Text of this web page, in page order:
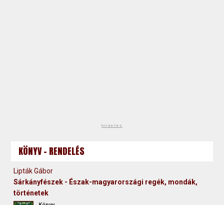
hirdetés
KÖNYV - RENDELÉS
Lipták Gábor
Sárkányfészek - Észak-magyarországi regék, mondák,
történetek